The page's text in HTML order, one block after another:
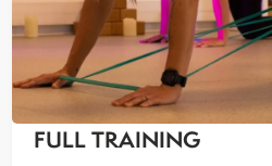
FULL TRAINING